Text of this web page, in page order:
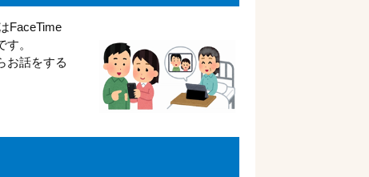
FaceTime
。
お話をする